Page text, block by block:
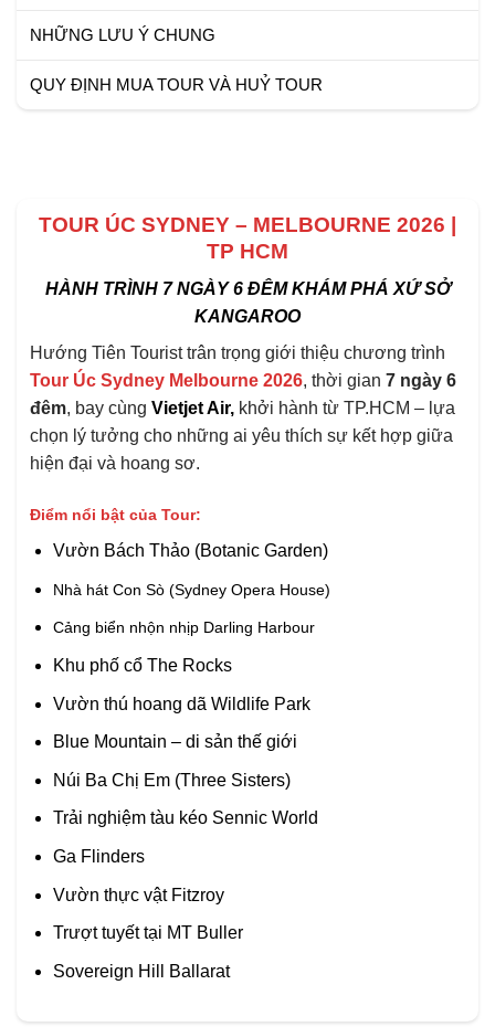
NHỮNG LƯU Ý CHUNG
QUY ĐỊNH MUA TOUR VÀ HUỶ TOUR
TOUR ÚC SYDNEY – MELBOURNE 2026 |
TP HCM
HÀNH TRÌNH 7 NGÀY 6 ĐÊM KHÁM PHÁ XỨ SỞ
KANGAROO
Hướng Tiên Tourist trân trọng giới thiệu chương trình
Tour Úc Sydney Melbourne 2026, thời gian 7 ngày 6
đêm, bay cùng Vietjet Air, khởi hành từ TP.HCM – lựa
chọn lý tưởng cho những ai yêu thích sự kết hợp giữa
hiện đại và hoang sơ.
Điểm nổi bật của Tour:
Vườn Bách Thảo (Botanic Garden)
Nhà hát Con Sò (Sydney Opera House)
Cảng biển nhộn nhịp Darling Harbour
Khu phố cổ The Rocks
Vườn thú hoang dã Wildlife Park
Blue Mountain – di sản thế giới
Núi Ba Chị Em (Three Sisters)
Trải nghiệm tàu kéo Sennic World
Ga Flinders
Vườn thực vật Fitzroy
Trượt tuyết tại MT Buller
Sovereign Hill Ballarat